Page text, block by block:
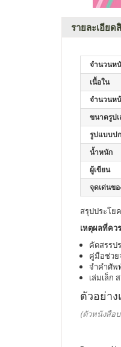
รายละเอียด
จำนวนห
เนื้อใน
จำนวนห
ขนาดรูป
รูปแบบปก
น้ำหนัก
ผู้เขียน
จุดเด่นขอ
สรุปประโย
เหตุผลที่คว
คัดสรรป
คู่มือช่วย
จำคำศัพ
เล่มเล็ก
ตัวอย่า
(ตัวหนังสือ